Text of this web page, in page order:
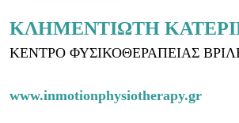
ΚΛΗΜΕΝΤΙΩΤΗ
ΚΕΝΤΡΟ ΦΥΣΙΚΟΘΕΡΑΠΕΙΑΣ
www.inmotionphysiotherapy.gr